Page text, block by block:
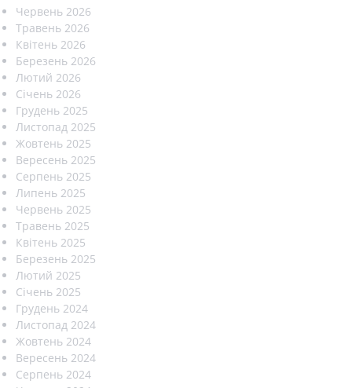
Червень 2026
Травень 2026
Квітень 2026
Березень 2026
Лютий 2026
Січень 2026
Грудень 2025
Листопад 2025
Жовтень 2025
Вересень 2025
Серпень 2025
Липень 2025
Червень 2025
Травень 2025
Квітень 2025
Березень 2025
Лютий 2025
Січень 2025
Грудень 2024
Листопад 2024
Жовтень 2024
Вересень 2024
Серпень 2024